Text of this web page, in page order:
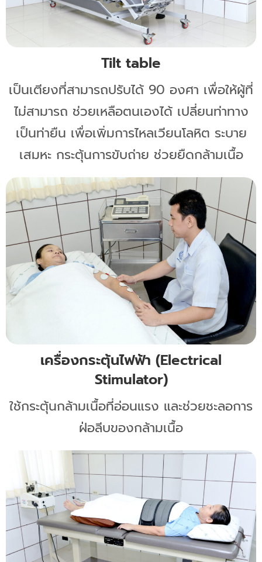
Tilt table
เป็นเตียงที่สามารถปรับได้ 90 องศา เพื่อให้ผู้ที่
ไม่สามารถ ช่วยเหลือตนเองได้ เปลี่ยนท่าทาง
เป็นท่ายืน เพื่อเพิ่มการไหลเวียนโลหิต ระบาย
เสมหะ กระตุ้นการขับถ่าย ช่วยยืดกล้ามเนื้อ
เครื่องกระตุ้นไฟฟ้า (Electrical
Stimulator)
ใช้กระตุ้นกล้ามเนื้อที่อ่อนแรง และช่วยชะลอการ
ฝ่อลีบของกล้ามเนื้อ